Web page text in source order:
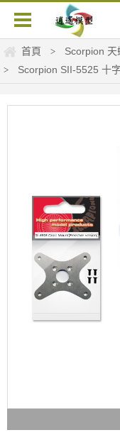
首頁 > Scorpion
> Scorpion SII-5525 十